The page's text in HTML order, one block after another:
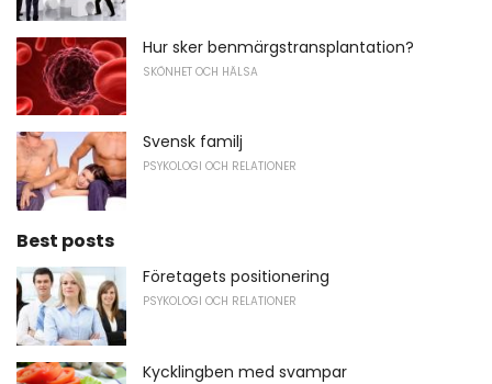
Hur sker benmärgstransplantation?
SKÖNHET OCH HÄLSA
Svensk familj
PSYKOLOGI OCH RELATIONER
Best posts
Företagets positionering
PSYKOLOGI OCH RELATIONER
Kycklingben med svampar